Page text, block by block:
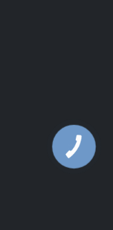
КНОПКА
ЗВ'ЯЗКУ